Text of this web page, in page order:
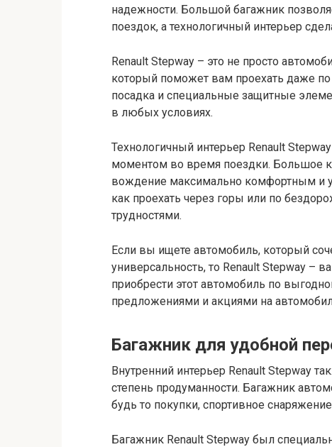
надежности. Большой багажник
поездок, а технологичный интерьер
Renault Stepway – это не просто
который поможет вам проехать даже
посадка и специальные защитные
в любых условиях.
Технологичный интерьер Renault
моментом во время поездки. Большое
вождение максимально комфортным и
как проехать через горы или по
трудностями.
Если вы ищете автомобиль, который
универсальность, то Renault Stepway –
приобрести этот автомобиль по
предложениями и акциями на
Багажник для удобной
Внутренний интерьер Renault Stepway
степень продуманности. Багажник
будь то покупки, спортивное
Багажник Renault Stepway был